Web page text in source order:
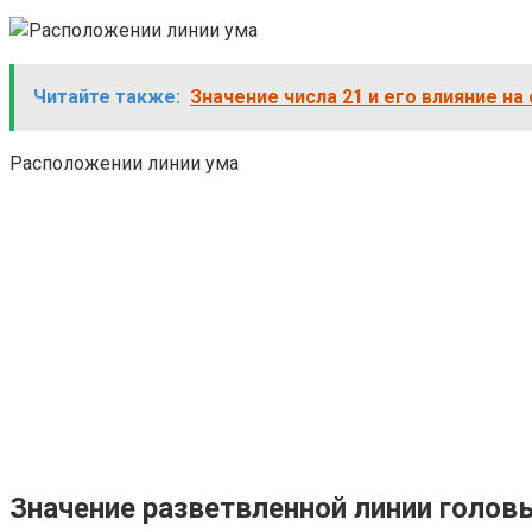
Читайте также: Значение числа 21 и его влияние
Расположении линии ума
Значение разветвленной линии